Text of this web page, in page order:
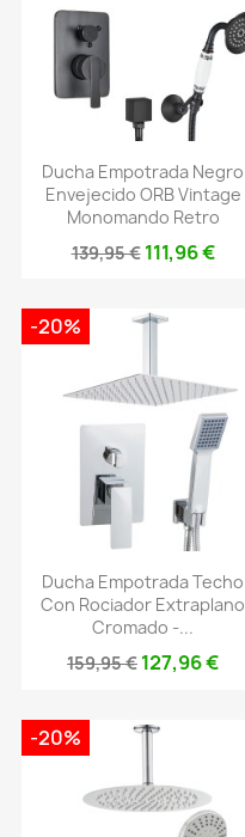
Ducha Empotrada Negro
Envejecido ORB Vintage
Monomando Retro
139,95 € 111,96 €
Ducha Empotrada Techo
Con Rociador Extraplano
Cromado -...
159,95 € 127,96 €
-20%
-20%